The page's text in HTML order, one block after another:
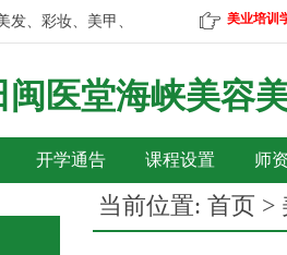
闽医堂海峡美容
开学通告 课程设置 师
、彩妆、美甲、按摩等报名咨询微信热线
美业培训
当前位置: 首页 >